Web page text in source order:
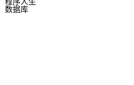
程序人生
数据库